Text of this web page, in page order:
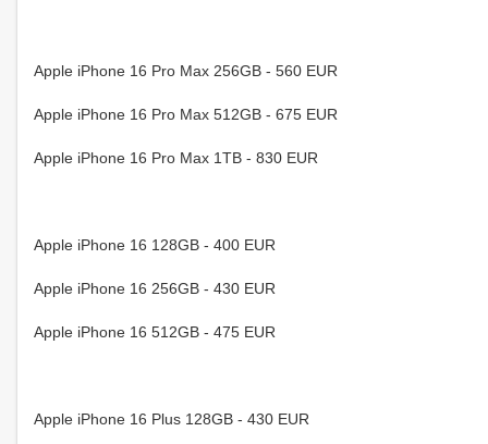
Apple iPhone 16 Pro Max 256GB - 560 EUR
Apple iPhone 16 Pro Max 512GB - 675 EUR
Apple iPhone 16 Pro Max 1TB - 830 EUR
Apple iPhone 16 128GB - 400 EUR
Apple iPhone 16 256GB - 430 EUR
Apple iPhone 16 512GB - 475 EUR
Apple iPhone 16 Plus 128GB - 430 EUR